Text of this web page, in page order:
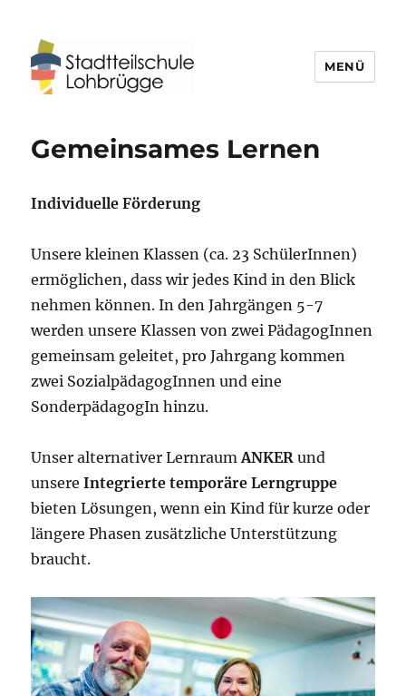
MENÜ
Gemeinsames Lernen
Individuelle Förderung
Unsere kleinen Klassen (ca. 23 SchülerInnen)
ermöglichen, dass wir jedes Kind in den Blick
nehmen können. In den Jahrgängen 5-7
werden unsere Klassen von zwei PädagogInnen
gemeinsam geleitet, pro Jahrgang kommen
zwei SozialpädagogInnen und eine
SonderpädagogIn hinzu.
Unser alternativer LernraumANKER und
unsereIntegrierte temporäre Lerngruppe
bieten Lösungen, wenn ein Kind für kurze oder
längere Phasen zusätzliche Unterstützung
braucht.